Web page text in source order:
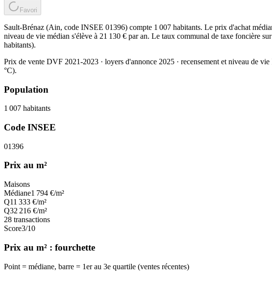
Favori
Sault-Brénaz (Ain, code INSEE 01396) compte 1 007 habitants. Le prix d'achat
niveau de vie médian s'élève à 21 130 € par an. Le taux communal de taxe foncière
habitants).
Prix de vente DVF 2021-2023 · loyers d'annonce 2025 · recensement et niveau de
°C).
Population
1 007 habitants
Code INSEE
01396
Prix au m²
Maisons
Médiane1 794 €/m²
Q11 333 €/m²
Q32 216 €/m²
28 transactions
Score3/10
Prix au m² : fourchette
Point = médiane, barre = 1er au 3e quartile (ventes récentes)